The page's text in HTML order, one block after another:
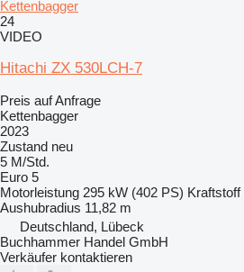
Kettenbagger
24
VIDEO
Hitachi ZX 530LCH-7
Preis auf Anfrage
Kettenbagger
2023
Zustand neu
5 M/Std.
Euro 5
Motorleistung 295 kW (402 PS) Kraftstoff
Aushubradius 11,82 m
Deutschland, Lübeck
Buchhammer Handel GmbH
Verkäufer kontaktieren